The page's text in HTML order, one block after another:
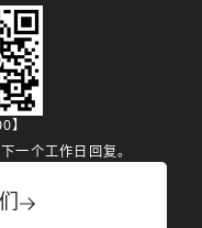
】
一个工作日回复。